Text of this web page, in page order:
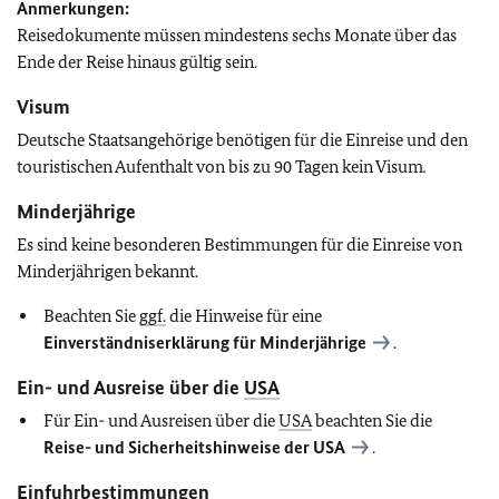
Anmerkungen:
Reisedokumente müssen mindestens sechs Monate über das
Ende der Reise hinaus gültig sein.
Visum
Deutsche Staatsangehörige benötigen für die Einreise und den
touristischen Aufenthalt von bis zu 90 Tagen kein Visum.
Minderjährige
Es sind keine besonderen Bestimmungen für die Einreise von
Minderjährigen bekannt.
Beachten Sie ggf.die Hinweise für eine
Einverständniserklärung für Minderjährige
.
Ein- und Ausreise über die USA
Für Ein- und Ausreisen über dieUSAbeachten Sie die
Reise- und Sicherheitshinweise der USA .
Einfuhrbestimmungen